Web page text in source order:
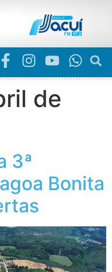
de
3ª
Bonita